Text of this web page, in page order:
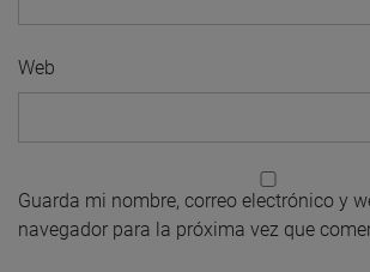
Web
Guarda mi nombre, correo electrónico y
navegador para la próxima vez que